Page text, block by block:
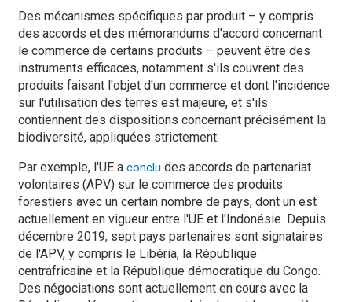
Des mécanismes spécifiques par produit – y compris
des accords et des mémorandums d'accord concernant
le commerce de certains produits – peuvent être des
instruments efficaces, notamment s'ils couvrent des
produits faisant l'objet d'un commerce et dont l'incidence
sur l'utilisation des terres est majeure, et s'ils
contiennent des dispositions concernant précisément la
biodiversité, appliquées strictement.
Par exemple, l'UE a conclu des accords de partenariat
volontaires (APV) sur le commerce des produits
forestiers avec un certain nombre de pays, dont un est
actuellement en vigueur entre l'UE et l'Indonésie. Depuis
décembre 2019, sept pays partenaires sont signataires
de l'APV, y compris le Libéria, la République
centrafricaine et la République démocratique du Congo.
Des négociations sont actuellement en cours avec la